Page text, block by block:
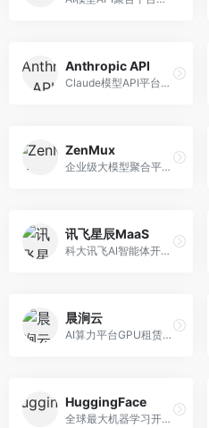
Anthropic API
Claude模型API平台，专注于安全可靠的AI服务。面向开发者，提供Claude系列模型API、安全特性、企业级服务等，API质量高。
ZenMux
企业级大模型聚合平台，专注于企业AI服务。面向企业用户，提供多模型管理、安全合规、成本优化等服务，企业级功能完善。
讯飞星辰MaaS
科大讯飞AI智能体开发平台，专注于企业级模型服务。面向企业用户，提供模型调用、智能体创建、行业解决方案等服务，中文能力突出。
晨涧云
AI算力平台GPU租赁服务，专注于弹性算力。面向开发者和研究者，提供GPU租赁、弹性调度、成本优化等服务，算力灵活。
HuggingFace
全球最大机器学习开源社区，整合模型库与开发工具。面向AI研究者和开发者，提供开源模型、数据集、开发工具等资源，开源生态最完善。